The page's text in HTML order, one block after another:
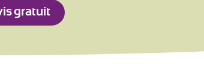
gratuit